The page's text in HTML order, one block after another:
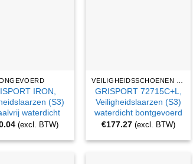
IRON,
(S3)
waterdicht
(excl. BTW)
GRISPORT 72715C+L,
Veiligheidslaarzen (S3)
waterdicht bontgevoerd
€177.27 (excl. BTW)